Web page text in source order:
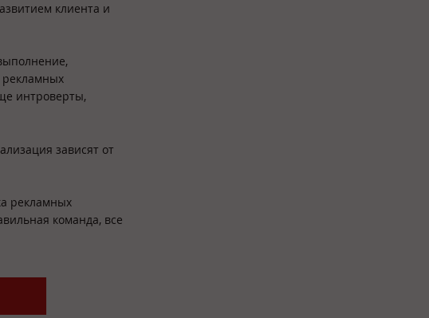
клиента и
рекламных
интроверты,
зависят от
рекламных
команда, все